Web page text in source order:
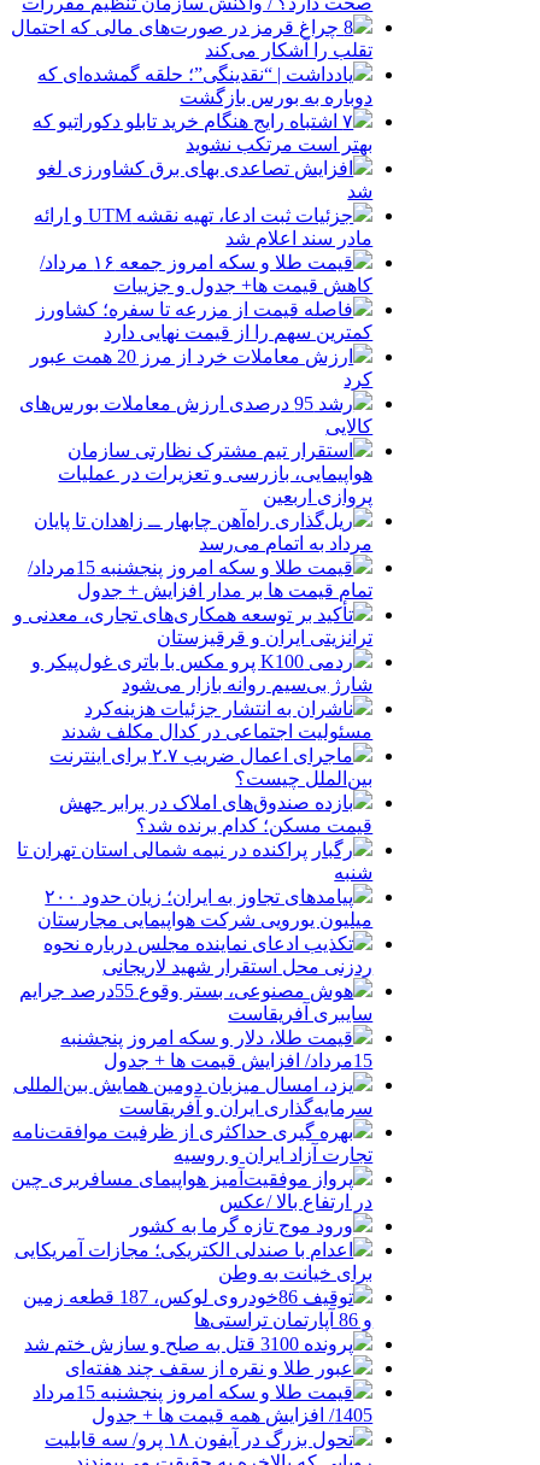
8 چراغ قرمز در صورت‌های مالی که احتمال
تقلب را آشکار می‌کند
یادداشت | “نقدینگی”؛ حلقه گمشده‌ای که
دوباره به بورس بازگشت
۷ اشتباه رایج هنگام خرید تابلو دکوراتیو که
بهتر است مرتکب نشوید
افزایش تصاعدی بهای برق کشاورزی لغو
شد
جزئیات ثبت ادعا، تهیه نقشه UTM و ارائه
مادر سند اعلام شد
قیمت طلا و سکه امروز جمعه ۱۶ مرداد/
کاهش قیمت ها+ جدول و جزییات
فاصله قیمت از مزرعه تا سفره؛ کشاورز
کمترین سهم را از قیمت نهایی دارد
ارزش معاملات خرد از مرز 20 همت عبور
کرد
رشد 95 درصدی ارزش معاملات بورس‌های
کالایی
استقرار تیم مشترک نظارتی سازمان
هواپیمایی، بازرسی و تعزیرات در عملیات
پروازی اربعین
ریل‌گذاری راه‌آهن چابهار ــ زاهدان تا پایان
مرداد به اتمام می‌رسد
قیمت طلا و سکه امروز پنجشنبه 15مرداد/
تمام قیمت ها بر مدار افزایش + جدول
تأکید بر توسعه همکاری‌های تجاری، معدنی و
ترانزیتی ایران و قرقیزستان
ردمی K100 پرو مکس با باتری غول‌پیکر و
شارژ بی‌سیم روانه بازار می‌شود
ناشران به انتشار جزئیات هزینه‌کرد
مسئولیت اجتماعی در کدال مکلف شدند
ماجرای اعمال ضریب ۲.۷ برای اینترنت
بین‌الملل چیست؟
بازده صندوق‌های املاک در برابر جهش
قیمت مسکن؛ کدام برنده شد؟
رگبار پراکنده در نیمه شمالی استان تهران تا
شنبه
پیامدهای تجاوز به ایران؛ زیان حدود ۲۰۰
میلیون یورویی شرکت هواپیمایی مجارستان
تکذیب ادعای نماینده مجلس درباره نحوه
ردزنی محل استقرار شهید لاریجانی
هوش مصنوعی، بستر وقوع 55درصد جرایم
سایبری آفریقاست
قیمت طلا، دلار و سکه امروز پنجشنبه
15مرداد/ افزایش قیمت ها + جدول
یزد، امسال میزبان دومین همایش بین‌المللی
سرمایه‌گذاری ایران و آفریقاست
بهره گیری حداکثری از ظرفیت موافقت‌نامه
تجارت آزاد ایران و روسیه
پرواز موفقیت‌آمیز هواپیمای مسافربری چین
در ارتفاع بالا /عکس
ورود موج تازه گرما به کشور
اعدام با صندلی الکتریکی؛ مجازات آمریکایی
برای خیانت به وطن
توقیف 86خودروی لوکس، 187 قطعه زمین
و 86 آپارتمان تراستی‌ها
پرونده 3100 قتل به صلح و سازش ختم شد
عبور طلا و نقره از سقف چند هفته‌ای
قیمت طلا و سکه امروز پنجشنبه 15مرداد
1405/ افزایش همه قیمت ها + جدول
تحول بزرگ در آیفون ۱۸ پرو/ سه قابلیت